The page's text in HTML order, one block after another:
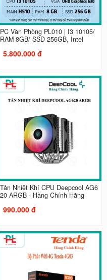
PC Văn Phòng PL010 | I3 10105/
RAM 8GB/ SSD 256GB, Intel
5.800.000 đ
Tản Nhiệt Khí CPU Deepcool AG6
20 ARGB - Hàng Chính Hãng
990.000 đ